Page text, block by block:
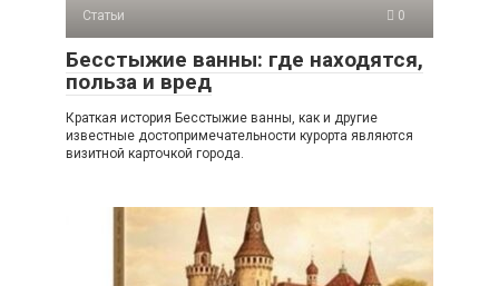
Статьи 0
Бесстыжие ванны: где находятся,
польза и вред
Краткая история Бесстыжие ванны, как и другие
известные достопримечательности курорта являются
визитной карточкой города.